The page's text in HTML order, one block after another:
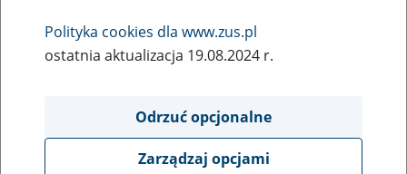
Rodzaj wydarzenia
Szkolenia
Obszar merytoryczny
Płatnicy, ubezpieczeni, świadczeniobiorcy
Polityka cookies dla www.zus.pl
ostatnia aktualizacja 19.08.2024 r.
Odrzuć opcjonalne
Zarządzaj opcjami